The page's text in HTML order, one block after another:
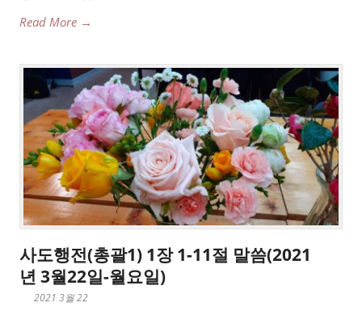
Read More →
사도행전(총괄1) 1장 1-11절 말씀(2021
년 3월22일-월요일)
2021 3월 22